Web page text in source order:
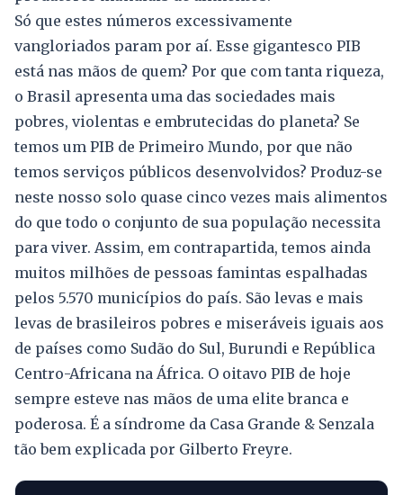
Só que estes números excessivamente
vangloriados param por aí. Esse gigantesco PIB
está nas mãos de quem? Por que com tanta riqueza,
o Brasil apresenta uma das sociedades mais
pobres, violentas e embrutecidas do planeta? Se
temos um PIB de Primeiro Mundo, por que não
temos serviços públicos desenvolvidos? Produz-se
neste nosso solo quase cinco vezes mais alimentos
do que todo o conjunto de sua população necessita
para viver. Assim, em contrapartida, temos ainda
muitos milhões de pessoas famintas espalhadas
pelos 5.570 municípios do país. São levas e mais
levas de brasileiros pobres e miseráveis iguais aos
de países como Sudão do Sul, Burundi e República
Centro-Africana na África. O oitavo PIB de hoje
sempre esteve nas mãos de uma elite branca e
poderosa. É a síndrome da Casa Grande & Senzala
tão bem explicada por Gilberto Freyre.